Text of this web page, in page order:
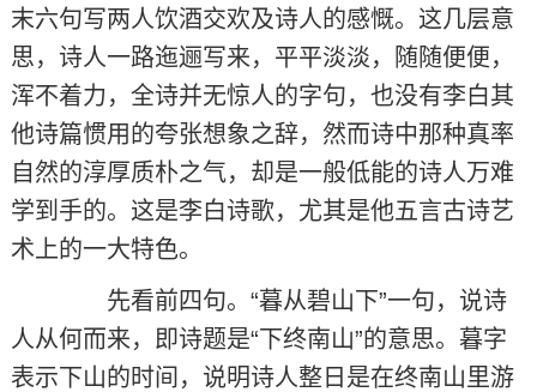
末六句写两人饮酒交欢及诗人的感慨。这几层意
思，诗人一路迤逦写来，平平淡淡，随随便便，
浑不着力，全诗并无惊人的字句，也没有李白其
他诗篇惯用的夸张想象之辞，然而诗中那种真率
自然的淳厚质朴之气，却是一般低能的诗人万难
学到手的。这是李白诗歌，尤其是他五言古诗艺
术上的一大特色。
先看前四句。“暮从碧山下”一句，说诗
人从何而来，即诗题是“下终南山”的意思。暮字
表示下山的时间，说明诗人整日是在终南山里游